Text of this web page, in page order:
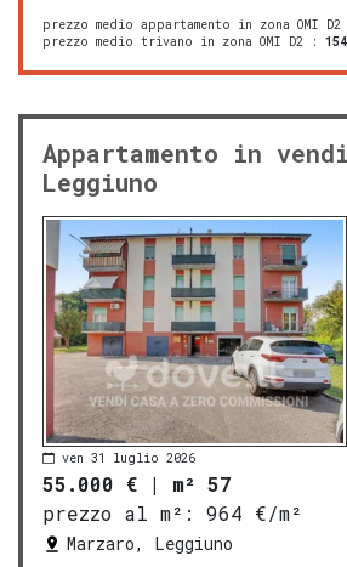
prezzo medio appartamento in zona OMI D2
prezzo medio trivano in zona OMI D2 :
Appartamento in
Leggiuno
ven 31 luglio 2026
55.000 € | m² 57
prezzo al m²:
964 €/m²
Marzaro, Leggiuno